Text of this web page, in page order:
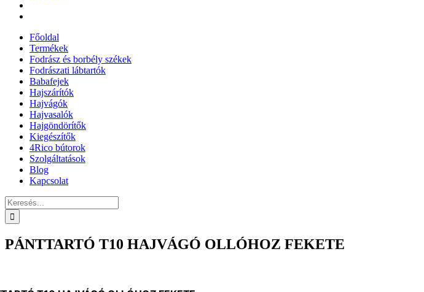
Főoldal
Termékek
Fodrász és borbély székek
Fodrászati lábtartók
Babafejek
Hajszárítók
Hajvágók
Hajvasalók
Hajgöndörítők
Kiegészítők
4Rico bútorok
Szolgáltatások
Blog
Kapcsolat
Keresés...
PÁNTTARTÓ T10 HAJVÁGÓ OLLÓHOZ FEKETE